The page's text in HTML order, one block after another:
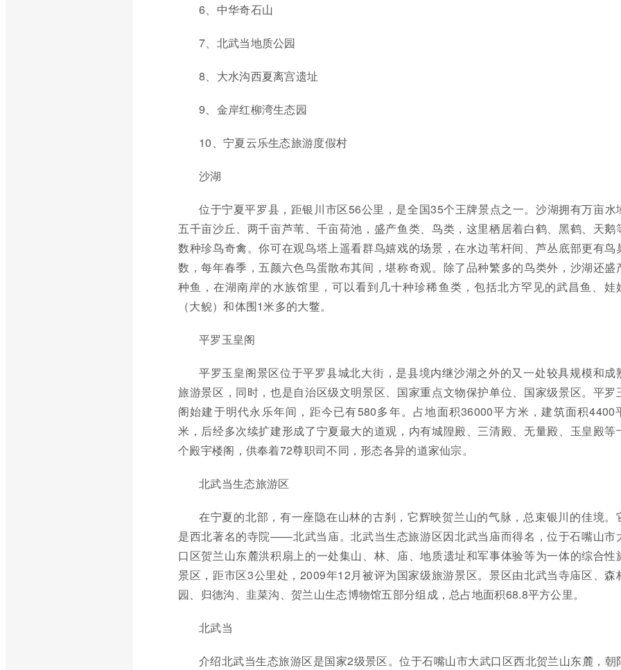
6、中华奇石山
7、北武当地质公园
8、大水沟西夏离宫遗址
9、金岸红柳湾生态园
10、宁夏云乐生态旅游度假村
沙湖
位于宁夏平罗县，距银川市区56公里，是全国35个王牌景点之一。沙湖拥有万亩水
五千亩沙丘、两千亩芦苇、千亩荷池，盛产鱼类、鸟类，这里栖居着白鹤、黑鹤、天鹅
数种珍鸟奇禽。你可在观鸟塔上遥看群鸟嬉戏的场景，在水边苇杆间、芦丛底部更有鸟
数，每年春季，五颜六色鸟蛋散布其间，堪称奇观。除了品种繁多的鸟类外，沙湖还盛
种鱼，在湖南岸的水族馆里，可以看到几十种珍稀鱼类，包括北方罕见的武昌鱼、娃
（大鲵）和体围1米多的大鳖。
平罗玉皇阁
平罗玉皇阁景区位于平罗县城北大街，是县境内继沙湖之外的又一处较具规模和成
旅游景区，同时，也是自治区级文明景区、国家重点文物保护单位、国家级景区。平罗
阁始建于明代永乐年间，距今已有580多年。占地面积36000平方米，建筑面积4400
米，后经多次续扩建形成了宁夏最大的道观，内有城隍殿、三清殿、无量殿、玉皇殿等
个殿宇楼阁，供奉着72尊职司不同，形态各异的道家仙宗。
北武当生态旅游区
在宁夏的北部，有一座隐在山林的古刹，它辉映贺兰山的气脉，总束银川的佳境。
是西北著名的寺院——北武当庙。北武当生态旅游区因北武当庙而得名，位于石嘴山市
口区贺兰山东麓洪积扇上的一处集山、林、庙、地质遗址和军事体验等为一体的综合性
景区，距市区3公里处，2009年12月被评为国家级旅游景区。景区由北武当寺庙区、森
园、归德沟、韭菜沟、贺兰山生态博物馆五部分组成，总占地面积68.8平方公里。
北武当
介绍北武当生态旅游区是国家2级景区。位于石嘴山市大武口区西北贺兰山东麓，朝